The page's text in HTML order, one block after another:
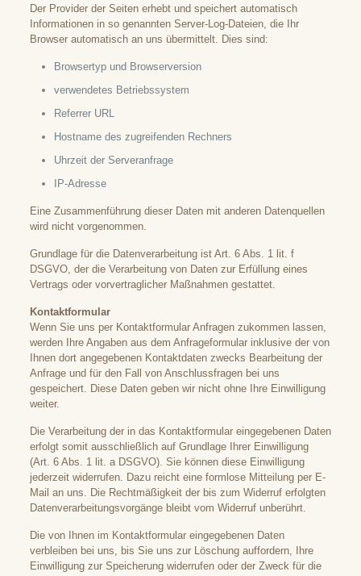
Der Provider der Seiten erhebt und speichert automatisch
Informationen in so genannten Server-Log-Dateien, die Ihr
Browser automatisch an uns übermittelt. Dies sind:
Browsertyp und Browserversion
verwendetes Betriebssystem
Referrer URL
Hostname des zugreifenden Rechners
Uhrzeit der Serveranfrage
IP-Adresse
Eine Zusammenführung dieser Daten mit anderen Datenquellen
wird nicht vorgenommen.
Grundlage für die Datenverarbeitung ist Art. 6 Abs. 1 lit. f
DSGVO, der die Verarbeitung von Daten zur Erfüllung eines
Vertrags oder vorvertraglicher Maßnahmen gestattet.
Kontaktformular
Wenn Sie uns per Kontaktformular Anfragen zukommen lassen,
werden Ihre Angaben aus dem Anfrageformular inklusive der von
Ihnen dort angegebenen Kontaktdaten zwecks Bearbeitung der
Anfrage und für den Fall von Anschlussfragen bei uns
gespeichert. Diese Daten geben wir nicht ohne Ihre Einwilligung
weiter.
Die Verarbeitung der in das Kontaktformular eingegebenen Daten
erfolgt somit ausschließlich auf Grundlage Ihrer Einwilligung
(Art. 6 Abs. 1 lit. a DSGVO). Sie können diese Einwilligung
jederzeit widerrufen. Dazu reicht eine formlose Mitteilung per E-
Mail an uns. Die Rechtmäßigkeit der bis zum Widerruf erfolgten
Datenverarbeitungsvorgänge bleibt vom Widerruf unberührt.
Die von Ihnen im Kontaktformular eingegebenen Daten
verbleiben bei uns, bis Sie uns zur Löschung auffordern, Ihre
Einwilligung zur Speicherung widerrufen oder der Zweck für die